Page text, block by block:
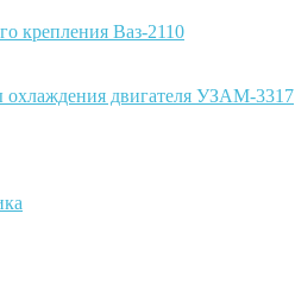
крепления Ваз-2110
охлаждения двигателя УЗАМ-3317